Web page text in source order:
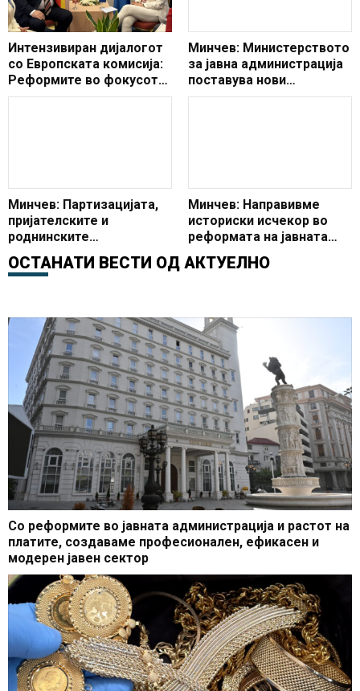
Интензивиран дијалогот
со Европската комисија:
Реформите во фокусот
на средбата меѓу Минчев
Минчев: Министерството
за јавна администрација
поставува нови
стандарди во
Минчев: Партизацијата,
пријателските и
роднинските
30 години ја доведа
Минчев: Направивме
историски исчекор во
реформата на јавната
усвојување на три клучни
ОСТАНАТИ ВЕСТИ ОД АКТУЕЛНО
Со реформите во јавната администрација и растот на
платите, создаваме професионален, ефикасен и
модерен јавен сектор